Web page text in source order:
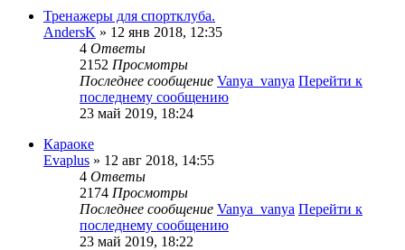
Тренажеры для спортклуба.
AndersK » 12 янв 2018, 12:35
4 Ответы
2152 Просмотры
Последнее сообщение Vanya_vanya Перейти к
последнему сообщению
23 май 2019, 18:24
Караоке
Evaplus » 12 авг 2018, 14:55
4 Ответы
2174 Просмотры
Последнее сообщение Vanya_vanya Перейти к
последнему сообщению
23 май 2019, 18:22